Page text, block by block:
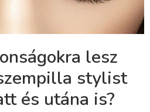
lesz
stylist
és utána is?